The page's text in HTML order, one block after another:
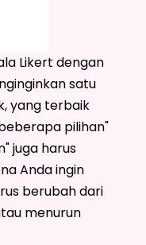
Likert dengan
satu
yang terbaik
pilihan"
juga harus
Anda ingin
berubah dari
menurun